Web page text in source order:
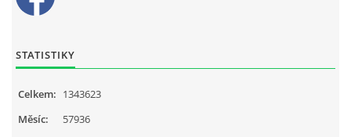
STATISTIKY
Celkem: 1343623
Měsíc:
57936